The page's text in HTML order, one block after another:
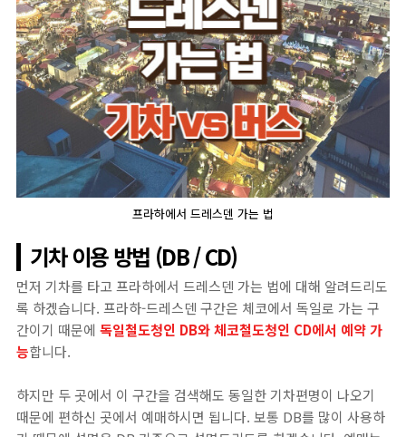
프라하에서 드레스덴 가는 법
기차 이용 방법 (DB / CD)
먼저 기차를 타고 프라하에서 드레스덴 가는 법에 대해 알려드리도
록 하겠습니다. 프라하-드레스덴 구간은 체코에서 독일로 가는 구
간이기 때문에 독일철도청인 DB와 체코철도청인 CD에서 예약 가
능합니다.
하지만 두 곳에서 이 구간을 검색해도 동일한 기차편명이 나오기
때문에 편하신 곳에서 예매하시면 됩니다. 보통 DB를 많이 사용하